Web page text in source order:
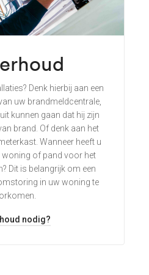
Denk hierbij aan een
uw brandmeldcentrale,
kunnen gaan dat hij zijn
brand. Of denk aan het
Wanneer heeft u
woning of pand voor het
Dit is belangrijk om een
in uw woning te
nodig?